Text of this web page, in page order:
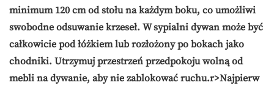
minimum 120 cm od stołu na każdym boku, co umożliwi
swobodne odsuwanie krzeseł. W sypialni dywan może być
całkowicie pod łóżkiem lub rozłożony po bokach jako
chodniki. Utrzymuj przestrzeń przedpokoju wolną od
mebli na dywanie, aby nie zablokować ruchu.r>Najpierw